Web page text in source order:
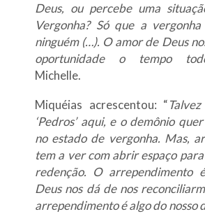
Deus, ou percebe uma
Vergonha? Só que a
ninguém (…). O amor de Deus
oportunidade o tempo
Michelle.
Miquéias acrescentou: “
‘Pedros’ aqui, e o demônio
no estado de vergonha. Mas,
tem a ver com abrir espaço
redenção. O arrependimento
Deus nos dá de nos
arrependimento é algo do nosso